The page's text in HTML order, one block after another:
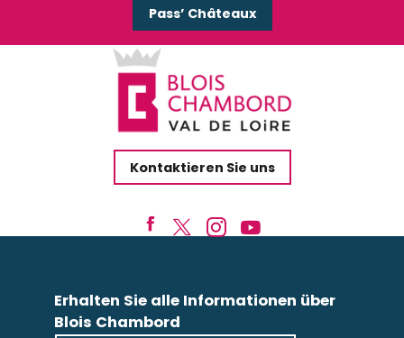
Pass’ Châteaux
Kontaktieren Sie uns
Erhalten Sie alle Informationen über
Blois Chambord